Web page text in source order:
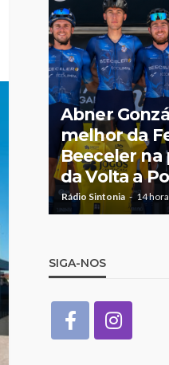
Abner
melhor da
Beeceler na
da Volta a
Rádio Sintonia 14
SIGA-NOS